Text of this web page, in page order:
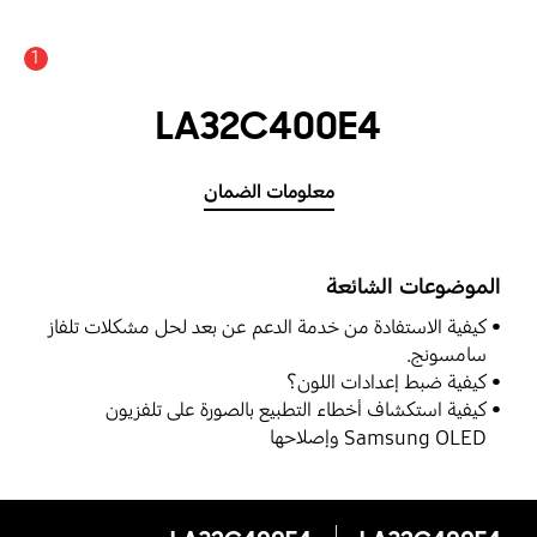
1
LA32C400E4
معلومات الضمان
الموضوعات الشائعة
كيفية الاستفادة من خدمة الدعم عن بعد لحل مشكلات تلفاز
سامسونج.
كيفية ضبط إعدادات اللون؟
كيفية استكشاف أخطاء التطبيع بالصورة على تلفزيون
Samsung OLED وإصلاحها